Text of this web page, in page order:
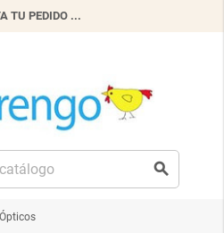
TU PEDIDO ...
search